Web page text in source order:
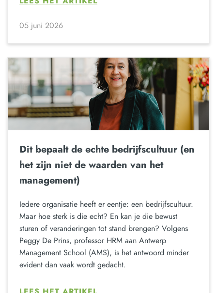
05 juni 2026
Dit bepaalt de echte bedrijfscultuur (en
het zijn niet de waarden van het
management)
Iedere organisatie heeft er eentje: een bedrijfscultuur.
Maar hoe sterk is die echt? En kan je die bewust
sturen of veranderingen tot stand brengen? Volgens
Peggy De Prins, professor HRM aan Antwerp
Management School (AMS), is het antwoord minder
evident dan vaak wordt gedacht.